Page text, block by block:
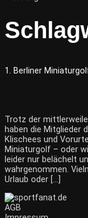
1. Berliner
Trotz der
haben die Mitglieder
Klischees und
Miniaturgolf – oder
leider nur belächelt
wahrgenommen.
Urlaub oder […]
AGB